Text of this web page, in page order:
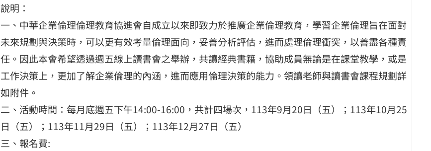
說明：
一、中華企業倫理倫理教育協進會自成立以來即致力於推廣企業倫理教育，學習企業倫理旨在面對
未來規劃與決策時，可以更有效考量倫理面向，妥善分析評估，進而處理倫理衝突，以善盡各種責
任。因此本會希望透過週五線上讀書會之舉辦，共讀經典書籍，協助成員無論是在課堂教學，或是
工作決策上，更加了解企業倫理的內涵，進而應用倫理決策的能力。領讀老師與讀書會課程規劃詳
如附件。
二、活動時間：每月底週五下午14:00-16:00，共計四場次，113年9月20日（五）；113年10月25
日（五）；113年11月29日（五）；113年12月27日（五）
三、報名費: